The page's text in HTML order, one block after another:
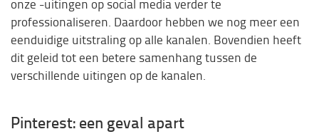
onze -uitingen op social media verder te
professionaliseren. Daardoor hebben we nog meer een
eenduidige uitstraling op alle kanalen. Bovendien heeft
dit geleid tot een betere samenhang tussen de
verschillende uitingen op de kanalen.
Pinterest: een geval apart